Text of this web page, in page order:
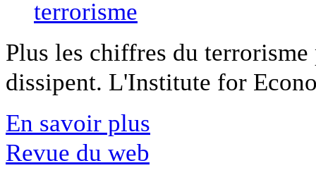
Plus les chiffres du
dissipent. L'Institute for
En savoir plus
Revue du web